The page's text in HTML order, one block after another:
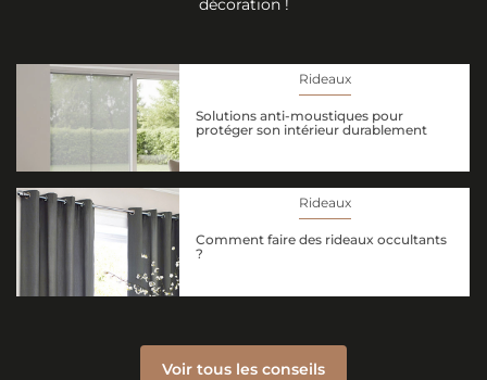
décoration !
Rideaux
Solutions anti-moustiques pour
protéger son intérieur durablement
Rideaux
Comment faire des rideaux occultants
?
Voir tous les conseils